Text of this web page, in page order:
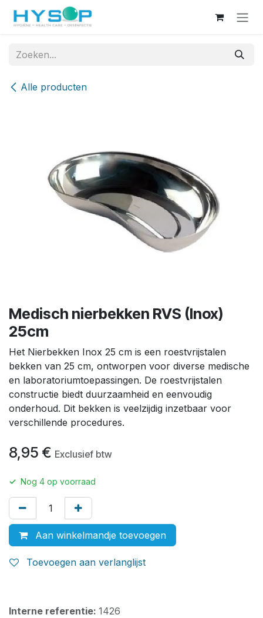
Overslaan naar inhoud
Alle producten
Medisch nierbekken RVS (Inox)
25cm
Het Nierbekken Inox 25 cm is een roestvrijstalen
bekken van 25 cm, ontworpen voor diverse medische
en laboratoriumtoepassingen. De roestvrijstalen
constructie biedt duurzaamheid en eenvoudig
onderhoud. Dit bekken is veelzijdig inzetbaar voor
verschillende procedures.
8,95 € Exclusief btw
✓ Nog 4 op voorraad
Aan winkelmandje toevoegen
Toevoegen aan verlanglijst
Interne referentie: 1426